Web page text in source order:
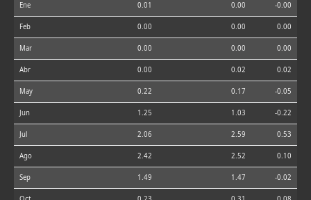
Ene 0.01 0.00 -0.00
Feb 0.00 0.00 0.00
Mar 0.00 0.00 0.00
Abr 0.00 0.02 0.02
May 0.22 0.17 -0.05
Jun 1.25 1.03 -0.22
Jul 2.06 2.59 0.53
Ago 2.42 2.52 0.10
Sep 1.49 1.47 -0.02